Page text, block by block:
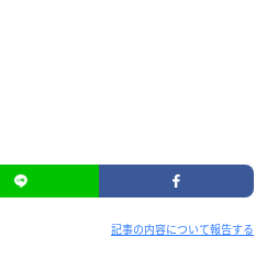
記事の内容について報告する